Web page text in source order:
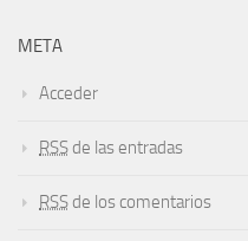
META
Acceder
RSS de las entradas
RSS de los comentarios